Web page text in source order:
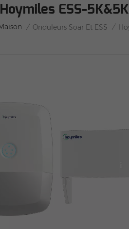
Hoymiles ESS-
/ Onduleurs Soar Et ESS /